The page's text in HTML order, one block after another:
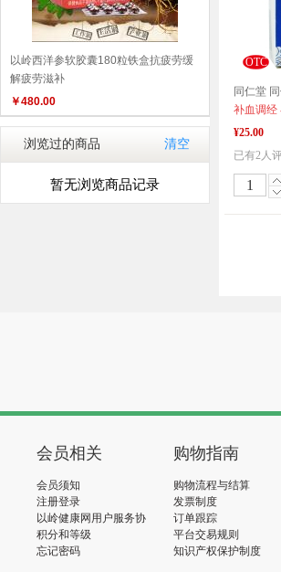
以岭西洋参软胶囊180粒铁盒抗疲劳缓
解疲劳滋补
￥480.00
浏览过的商品 清空
暂无浏览商品记录
同仁堂
¥25.00
已有2人
OTC
会员相关
会员须知
注册登录
以岭健康网用户服务协
议
积分和等级
忘记密码
购物指南
购物流程与结算
发票制度
订单跟踪
平台交易规则
知识产权保护制度